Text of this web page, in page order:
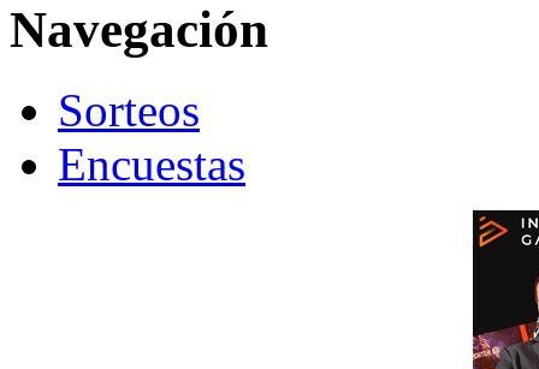
Navegación
Sorteos
Encuestas